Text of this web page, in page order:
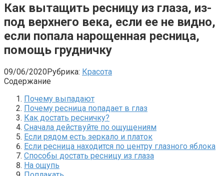
Как вытащить ресницу из глаза, из-
под верхнего века, если ее не видно,
если попала нарощенная ресница,
помощь грудничку
09/06/2020Рубрика: Красота
Содержание
Почему выпадают
Почему ресница попадает в глаз
Как достать ресничку?
Сначала действуйте по ощущениям
Если рядом есть зеркало и платок
Если ресница находится по центру глазного яблока
Способы достать ресницу из глаза
На ощупь